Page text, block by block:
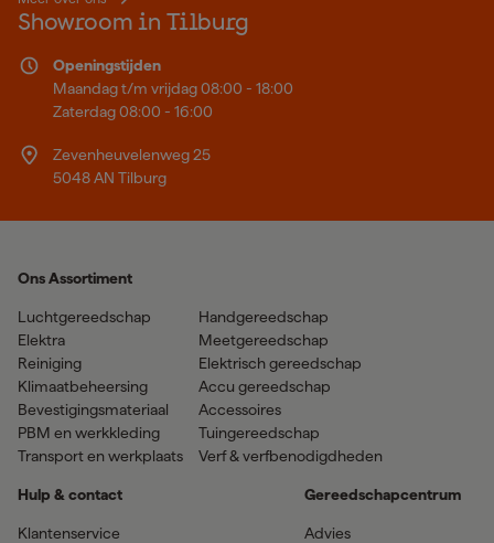
Showroom in Tilburg
Openingstijden
Maandag t/m vrijdag 08:00 - 18:00
Zaterdag 08:00 - 16:00
Zevenheuvelenweg 25
5048 AN Tilburg
Ons Assortiment
Luchtgereedschap
Elektra
Reiniging
Klimaatbeheersing
Bevestigingsmateriaal
PBM en werkkleding
Transport en werkplaats
Handgereedschap
Meetgereedschap
Elektrisch gereedschap
Accu gereedschap
Accessoires
Tuingereedschap
Verf & verfbenodigdheden
Hulp & contact
Klantenservice
Gereedschapcentrum
Advies